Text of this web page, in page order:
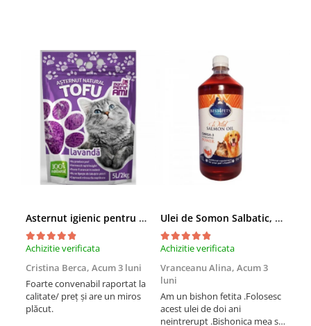
Asternut igienic pentru pisici Tofu Lavanda, Mon Petit 5 l
Achizitie verificata
Cristina Berca, Acum 3 luni
Foarte convenabil raportat la
calitate/ preț și are un miros
plăcut.
Ulei de Somon Salbatic, câini și pisici, piele si blană, BEST4PETS, 1l
Achizitie verificata
Vranceanu Alina, Acum 3
luni
Am un bishon fetita .Folosesc
acest ulei de doi ani
neintrerupt .Bishonica mea se